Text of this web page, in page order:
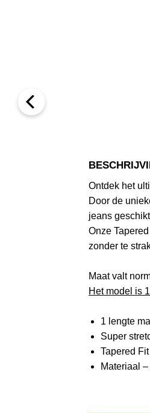
Ontdek het
Door de
jeans
Onze
zonder te
Maat valt
Het model is
1 lengte
Super
Tapered Fit
Materiaal